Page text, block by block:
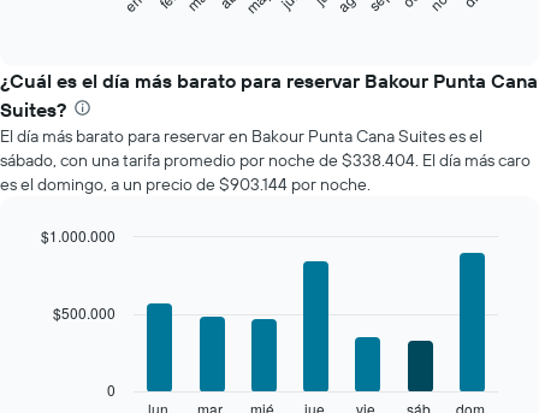
el
precio
promedio
de
una
habitación
mes
muestra
¿Cuál es el día más barato para reservar Bakour Punta Cana
Suites?
El día más barato para reservar en Bakour Punta Cana Suites es el
sábado, con una tarifa promedio por noche de $338.404. El día más caro
es el domingo, a un precio de $903.144 por noche.
lun. mar. mié. jue. vie. sáb. dom.
0
$500.000
$1.000.000